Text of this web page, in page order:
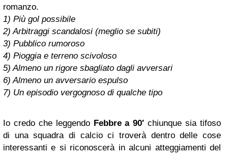
romanzo.
1) Più gol possibile
2) Arbitraggi scandalosi (meglio se subiti)
3) Pubblico rumoroso
4) Pioggia e terreno scivoloso
5) Almeno un rigore sbagliato dagli avversari
6) Almeno un avversario espulso
7) Un episodio vergognoso di qualche tipo
Io credo che leggendo Febbre a 90′ chiunque sia tifoso
di una squadra di calcio ci troverà dentro delle cose
interessanti e si riconoscerà in alcuni atteggiamenti del